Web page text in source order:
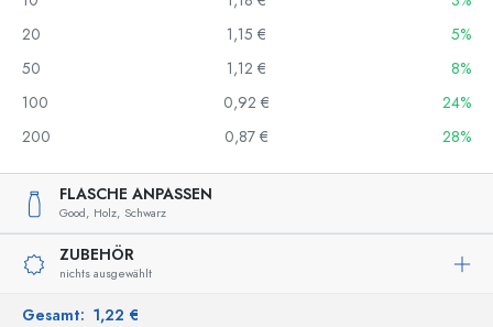
20
1,15 €
5%
50
1,12 €
8%
100
0,92 €
24%
200
0,87 € 28%
FLASCHE ANPASSEN
Good, Holz, Schwarz
ZUBEHÖR
nichts ausgewählt
Gesamt: 1,22 €